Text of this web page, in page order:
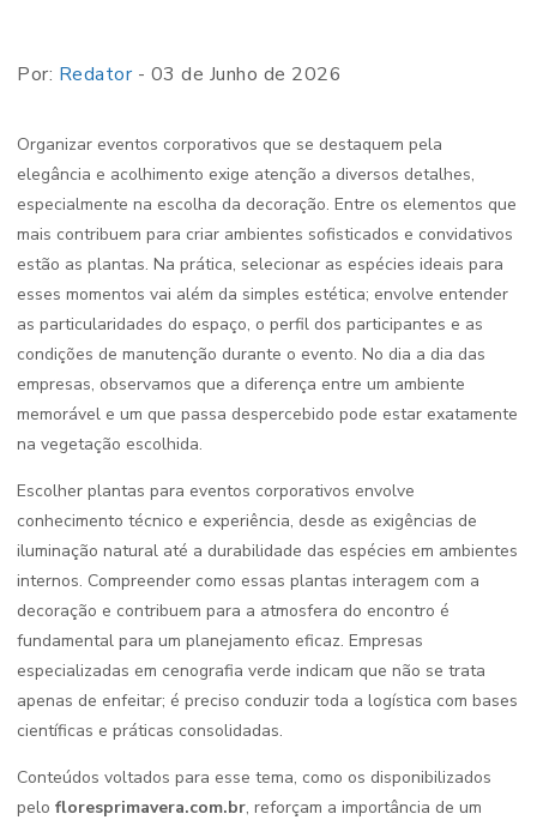
Por: Redator- 03 de Junho de 2026
Organizar eventos corporativos que se destaquem pela
elegância e acolhimento exige atenção a diversos detalhes,
especialmente na escolha da decoração. Entre os elementos que
mais contribuem para criar ambientes sofisticados e convidativos
estão as plantas. Na prática, selecionar as espécies ideais para
esses momentos vai além da simples estética; envolve entender
as particularidades do espaço, o perfil dos participantes e as
condições de manutenção durante o evento. No dia a dia das
empresas, observamos que a diferença entre um ambiente
memorável e um que passa despercebido pode estar exatamente
na vegetação escolhida.
Escolher plantas para eventos corporativos envolve
conhecimento técnico e experiência, desde as exigências de
iluminação natural até a durabilidade das espécies em ambientes
internos. Compreender como essas plantas interagem com a
decoração e contribuem para a atmosfera do encontro é
fundamental para um planejamento eficaz. Empresas
especializadas em cenografia verde indicam que não se trata
apenas de enfeitar; é preciso conduzir toda a logística com bases
científicas e práticas consolidadas.
Conteúdos voltados para esse tema, como os disponibilizados
pelo floresprimavera.com.br, reforçam a importância de um